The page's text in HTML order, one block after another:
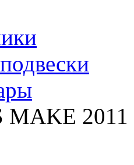
MAKE 2011